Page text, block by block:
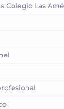
Colegio Las